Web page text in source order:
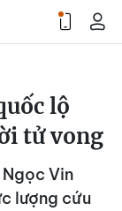
lộ
tử vong
Vin
lượng cứu